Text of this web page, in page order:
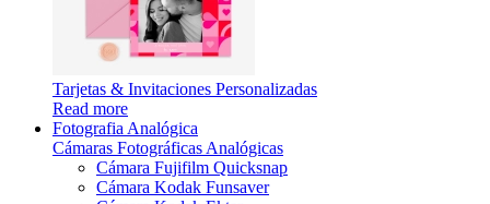
Tarjetas & Invitaciones Personalizadas
Read more
Fotografia Analógica
Cámaras Fotográficas Analógicas
Cámara Fujifilm Quicksnap
Cámara Kodak Funsaver